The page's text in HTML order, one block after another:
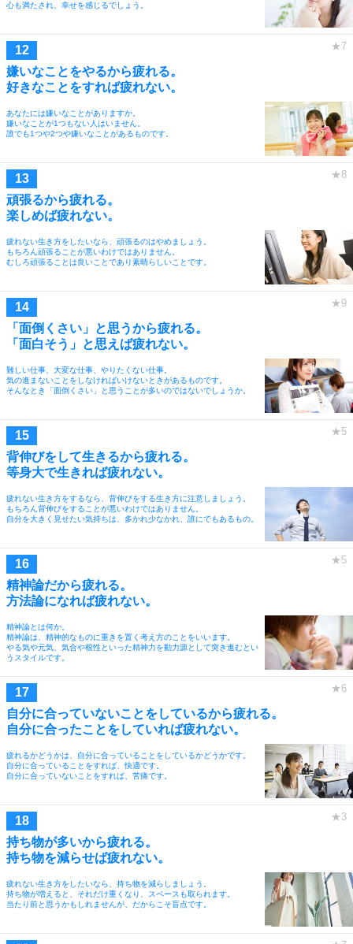
心も満たされ、幸せを感じるでしょう。
嫌いなことをやるから疲れる。
好きなことをすれば疲れない。
あなたには嫌いなことがありますか。
嫌いなことが1つもない人はいません。
誰でも1つや2つや嫌いなことがあるものです。
頑張るから疲れる。
楽しめば疲れない。
疲れない生き方をしたいなら、頑張るのはやめましょう。
もちろん頑張ることが悪いわけではありません。
むしろ頑張ることは良いことであり素晴らしいことです。
「面倒くさい」と思うから疲れる。
「面白そう」と思えば疲れない。
難しい仕事、大変な仕事、やりたくない仕事。
気の進まないことをしなければいけないときがあるものです。
そんなとき「面倒くさい」と思うことが多いのではないでしょうか。
背伸びをして生きるから疲れる。
等身大で生きれば疲れない。
疲れない生き方をするなら、背伸びをする生き方に注意しましょう。
もちろん背伸びをすることが悪いわけではありません。
自分を大きく見せたい気持ちは、多かれ少なかれ、誰にでもあるもの。
精神論だから疲れる。
方法論になれば疲れない。
精神論とは何か。
精神論は、精神的なものに重きを置く考え方のことをいいます。
やる気や元気、気合や根性といった精神力を動力源として突き進むとい
うスタイルです。
自分に合っていないことをしているから疲れる。
自分に合ったことをしていれば疲れない。
疲れるかどうかは、自分に合っていることをしているかどうかです。
自分に合っていることをすれば、快適です。
自分に合っていないことをすれば、苦痛です。
持ち物が多いから疲れる。
持ち物を減らせば疲れない。
疲れない生き方をしたいなら、持ち物を減らしましょう。
持ち物が増えると、それだけ重くなり、スペースも取られます。
当たり前と思うかもしれませんが、だからこそ盲点です。